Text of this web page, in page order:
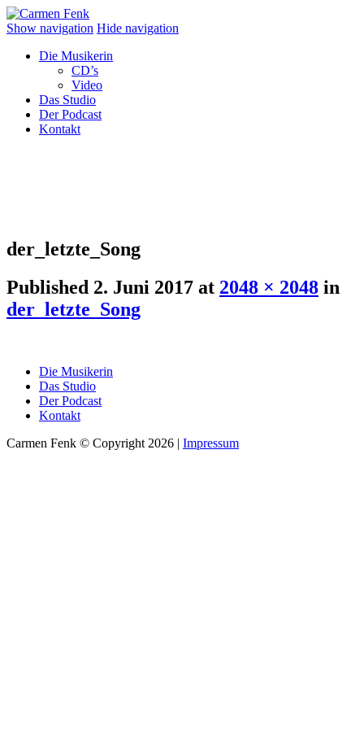
Show navigation Hide navigation
Die Musikerin
CD’s
Video
Das Studio
Der Podcast
Kontakt
der_letzte_Song
Published 2. Juni 2017 at 2048 × 2048 in
der_letzte_Song
Die Musikerin
Das Studio
Der Podcast
Kontakt
Carmen Fenk © Copyright 2026 | Impressum